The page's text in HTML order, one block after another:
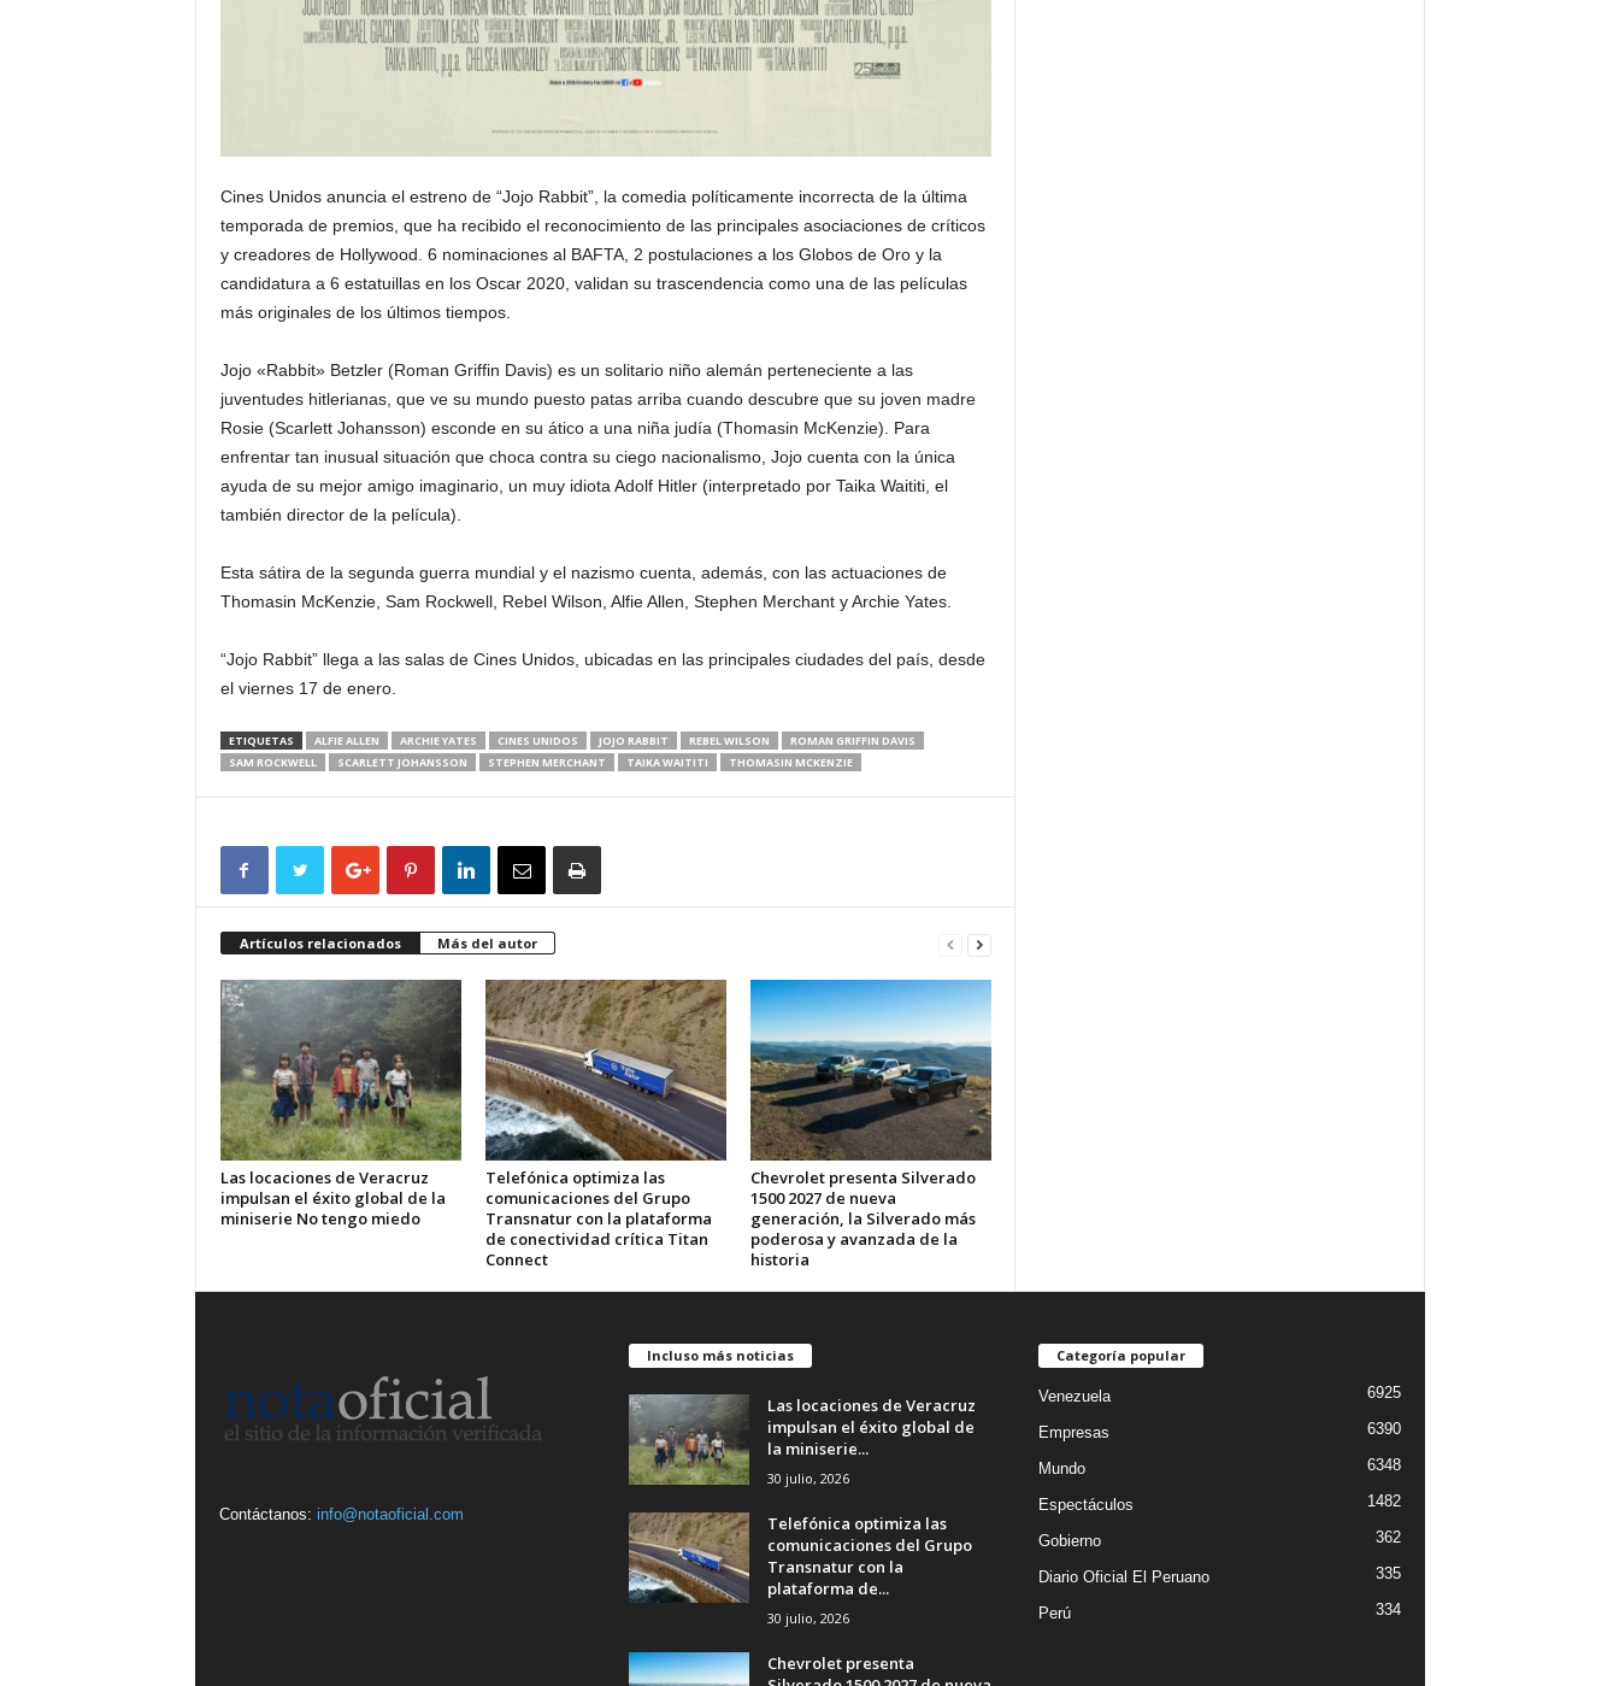
Cines Unidos anuncia el estreno de “Jojo Rabbit”, la comedia políticamente incorrecta de la última
temporada de premios, que ha recibido el reconocimiento de las principales asociaciones de críticos
y creadores de Hollywood. 6 nominaciones al BAFTA, 2 postulaciones a los Globos de Oro y la
candidatura a 6 estatuillas en los Oscar 2020, validan su trascendencia como una de las películas
más originales de los últimos tiempos.
Jojo «Rabbit» Betzler (Roman Griffin Davis) es un solitario niño alemán perteneciente a las
juventudes hitlerianas, que ve su mundo puesto patas arriba cuando descubre que su joven madre
Rosie (Scarlett Johansson) esconde en su ático a una niña judía (Thomasin McKenzie). Para
enfrentar tan inusual situación que choca contra su ciego nacionalismo, Jojo cuenta con la única
ayuda de su mejor amigo imaginario, un muy idiota Adolf Hitler (interpretado por Taika Waititi, el
también director de la película).
Esta sátira de la segunda guerra mundial y el nazismo cuenta, además, con las actuaciones de
Thomasin McKenzie, Sam Rockwell, Rebel Wilson, Alfie Allen, Stephen Merchant y Archie Yates.
“Jojo Rabbit” llega a las salas de Cines Unidos, ubicadas en las principales ciudades del país, desde
el viernes 17 de enero.
ETIQUETAS ALFIE ALLEN ARCHIE YATES CINES UNIDOS JOJO RABBIT REBEL WILSON
ROMAN GRIFFIN DAVIS
SAM ROCKWELL
SCARLETT JOHANSSON STEPHEN MERCHANT TAIKA WAITITI THOMASIN MCKENZIE
Artículos relacionados Más del autor
Las locaciones de Veracruz
impulsan el éxito global de la
miniserie No tengo miedo
Telefónica optimiza las
comunicaciones del Grupo
Transnatur con la plataforma
de conectividad crítica Titan
Connect
Chevrolet presenta Silverado
1500 2027 de nueva
generación, la Silverado más
poderosa y avanzada de la
historia
Contáctanos: info@notaoficial.com
Incluso más noticias
Las locaciones de Veracruz
impulsan el éxito global de
la miniserie...
30 julio, 2026
Telefónica optimiza las
comunicaciones del Grupo
Transnatur con la
plataforma de...
30 julio, 2026
Chevrolet presenta
Categoría popular
Venezuela 6925
Empresas 6390
Mundo 6348
Espectáculos 1482
Gobierno 362
Diario Oficial El Peruano 335
Perú 334